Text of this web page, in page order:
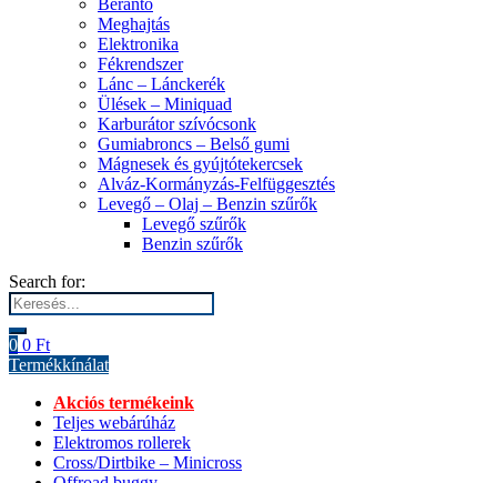
Berántó
Meghajtás
Elektronika
Fékrendszer
Lánc – Lánckerék
Ülések – Miniquad
Karburátor szívócsonk
Gumiabroncs – Belső gumi
Mágnesek és gyújtótekercsek
Alváz-Kormányzás-Felfüggesztés
Levegő – Olaj – Benzin szűrők
Levegő szűrők
Benzin szűrők
Search for:
0 0 Ft
Termékkínálat
Akciós termékeink
Teljes webárúház
Elektromos rollerek
Cross/Dirtbike – Minicross